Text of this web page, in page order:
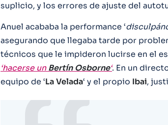
suplicio, y los errores de ajuste del
Anuel acababa la performance ‘
asegurando que llegaba tarde por
técnicos que le impideron lucirse en el
‘hacerse unBertín Osborne‘. En un
equipo de ‘LaVelada‘ y el propio Ibai,